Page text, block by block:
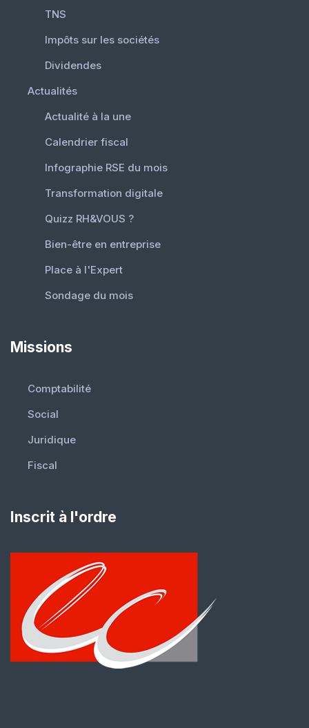
TNS
Impôts sur les sociétés
Dividendes
Actualités
Actualité à la une
Calendrier fiscal
Infographie RSE du mois
Transformation digitale
Quizz RH&VOUS ?
Bien-être en entreprise
Place à l'Expert
Sondage du mois
Missions
Comptabilité
Social
Juridique
Fiscal
Inscrit à l'ordre